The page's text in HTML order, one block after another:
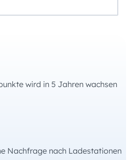
wird in 5 Jahren wachsen
Nachfrage nach Ladestationen